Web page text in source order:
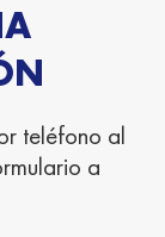
teléfono al
a